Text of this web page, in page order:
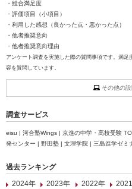
・総合満足度
・評価項目（小項目）
・利用した感想（良かった点・悪かった点）
・他者推奨意向
・他者推奨意向理由
アンケート調査を実施した際の質問事項です。満
容を質問しています。
その他の設
調査サービス
eisu | 河合塾Wings | 京進の中学・高校受験
発センター | 野田塾 | 文理学院 | 三島進学ゼ
過去ランキング
2024年
2023年 2022年